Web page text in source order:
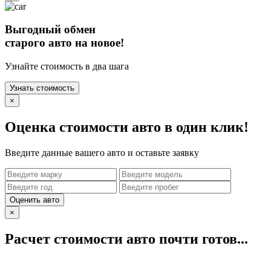
Выгодный обмен
старого авто на новое!
Узнайте стоимость в два шага
Узнать стоимость
×
Оценка стоимости авто в один клик!
Введите данные вашего авто и оставьте заявку
Оценить авто
×
Расчет стоимости авто почти готов...